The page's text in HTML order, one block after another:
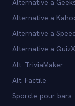
Alternative a
Alternative a
Alternative a
Alternative a
Alt. TriviaMaker
Alt. Factile
Sporcle pour bars